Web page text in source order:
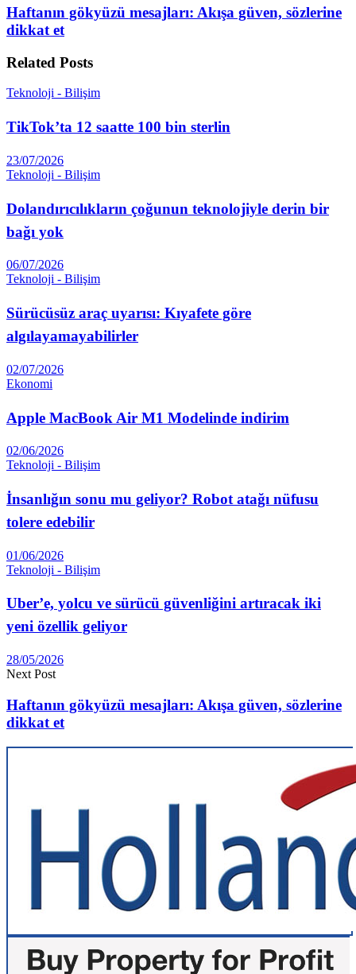
Haftanın gökyüzü mesajları: Akışa güven, sözlerine
dikkat et
Related Posts
Teknoloji - Bilişim
TikTok’ta 12 saatte 100 bin sterlin
23/07/2026
Teknoloji - Bilişim
Dolandırıcılıkların çoğunun teknolojiyle derin bir
bağı yok
06/07/2026
Teknoloji - Bilişim
Sürücüsüz araç uyarısı: Kıyafete göre
algılayamayabilirler
02/07/2026
Ekonomi
Apple MacBook Air M1 Modelinde indirim
02/06/2026
Teknoloji - Bilişim
İnsanlığın sonu mu geliyor? Robot atağı nüfusu
tolere edebilir
01/06/2026
Teknoloji - Bilişim
Uber’e, yolcu ve sürücü güvenliğini artıracak iki
yeni özellik geliyor
28/05/2026
Next Post
Haftanın gökyüzü mesajları: Akışa güven, sözlerine
dikkat et